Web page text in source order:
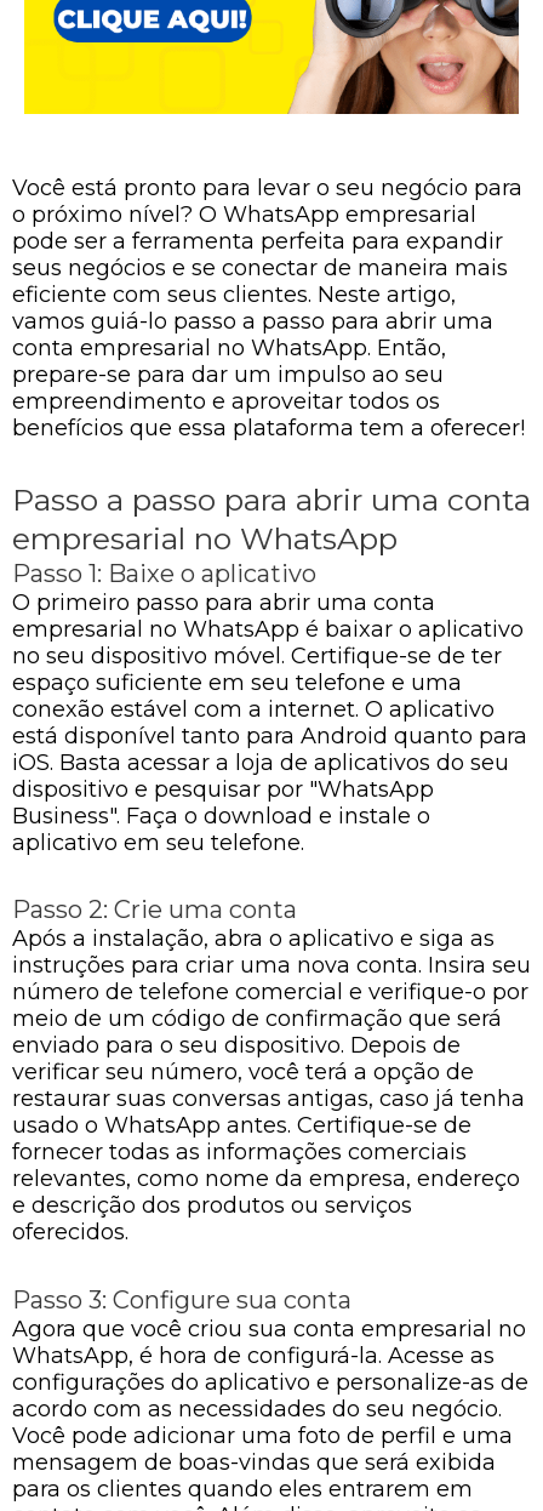
Você está pronto para levar o seu negócio para
o próximo nível? O WhatsApp empresarial
pode ser a ferramenta perfeita para expandir
seus negócios e se conectar de maneira mais
eficiente com seus clientes. Neste artigo,
vamos guiá-lo passo a passo para abrir uma
conta empresarial no WhatsApp. Então,
prepare-se para dar um impulso ao seu
empreendimento e aproveitar todos os
benefícios que essa plataforma tem a oferecer!
Passo a passo para abrir uma conta
empresarial no WhatsApp
Passo 1: Baixe o aplicativo
O primeiro passo para abrir uma conta
empresarial no WhatsApp é baixar o aplicativo
no seu dispositivo móvel. Certifique-se de ter
espaço suficiente em seu telefone e uma
conexão estável com a internet. O aplicativo
está disponível tanto para Android quanto para
iOS. Basta acessar a loja de aplicativos do seu
dispositivo e pesquisar por "WhatsApp
Business". Faça o download e instale o
aplicativo em seu telefone.
Passo 2: Crie uma conta
Após a instalação, abra o aplicativo e siga as
instruções para criar uma nova conta. Insira seu
número de telefone comercial e verifique-o por
meio de um código de confirmação que será
enviado para o seu dispositivo. Depois de
verificar seu número, você terá a opção de
restaurar suas conversas antigas, caso já tenha
usado o WhatsApp antes. Certifique-se de
fornecer todas as informações comerciais
relevantes, como nome da empresa, endereço
e descrição dos produtos ou serviços
oferecidos.
Passo 3: Configure sua conta
Agora que você criou sua conta empresarial no
WhatsApp, é hora de configurá-la. Acesse as
configurações do aplicativo e personalize-as de
acordo com as necessidades do seu negócio.
Você pode adicionar uma foto de perfil e uma
mensagem de boas-vindas que será exibida
para os clientes quando eles entrarem em